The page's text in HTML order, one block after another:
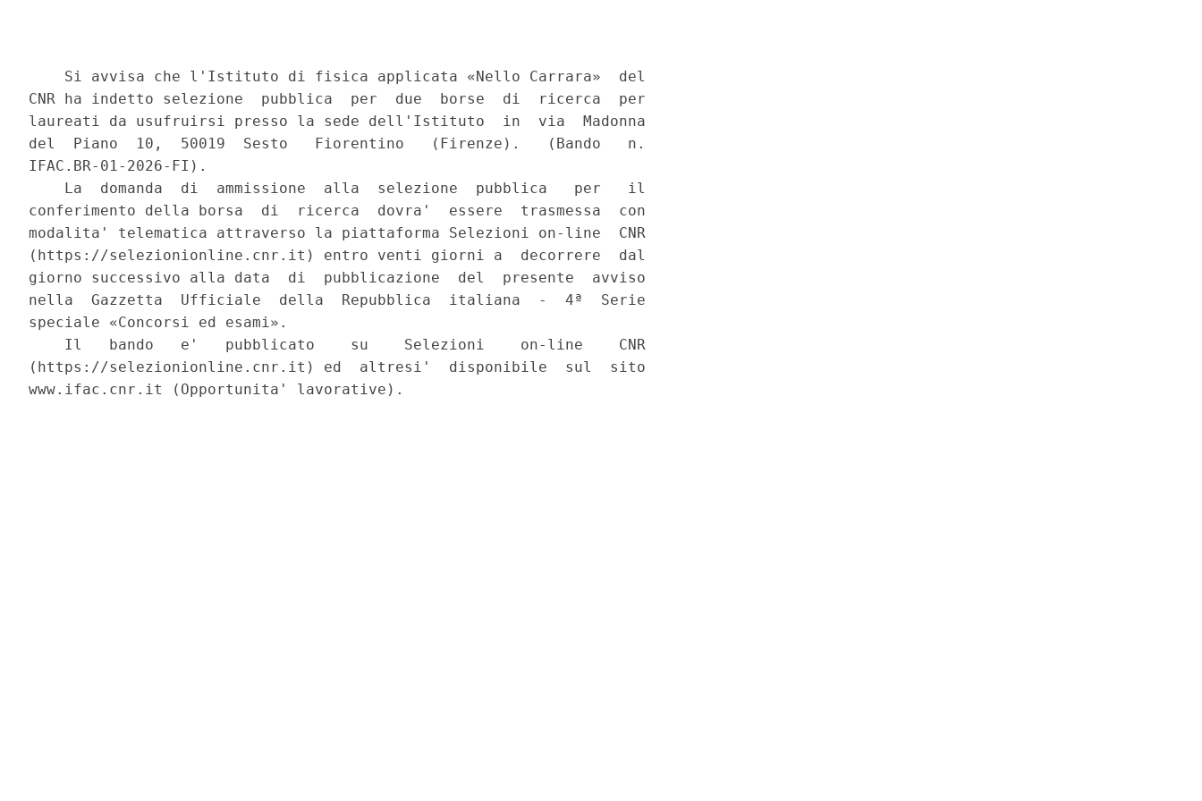
    Si avvisa che l'Istituto di fisica applicata «Nello Carrara»  del
CNR ha indetto selezione  pubblica  per  due  borse  di  ricerca  per
laureati da usufruirsi presso la sede dell'Istituto  in  via  Madonna
del  Piano  10,  50019  Sesto   Fiorentino   (Firenze).   (Bando   n.
IFAC.BR-01-2026-FI).
    La  domanda  di  ammissione  alla  selezione  pubblica   per   il
conferimento della borsa  di  ricerca  dovra'  essere  trasmessa  con
modalita' telematica attraverso la piattaforma Selezioni on-line  CNR
(https://selezionionline.cnr.it) entro venti giorni a  decorrere  dal
giorno successivo alla data  di  pubblicazione  del  presente  avviso
nella  Gazzetta  Ufficiale  della  Repubblica  italiana  -  4ª  Serie
speciale «Concorsi ed esami».
    Il   bando   e'   pubblicato    su    Selezioni    on-line    CNR
(https://selezionionline.cnr.it) ed  altresi'  disponibile  sul  sito
www.ifac.cnr.it (Opportunita' lavorative).